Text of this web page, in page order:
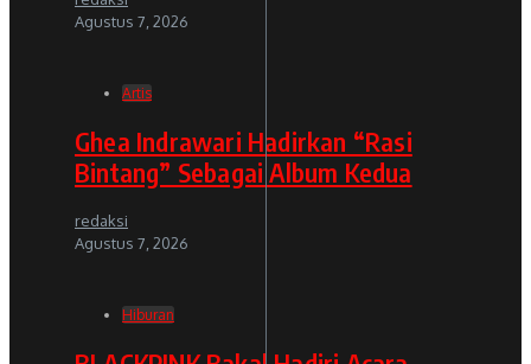
Agustus 7, 2026
Artis
Ghea Indrawari Hadirkan “Rasi
Bintang” Sebagai Album Kedua
redaksi
Agustus 7, 2026
Hiburan